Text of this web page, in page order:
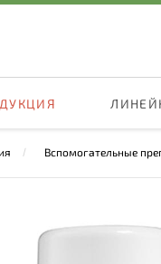
Вспомогательные